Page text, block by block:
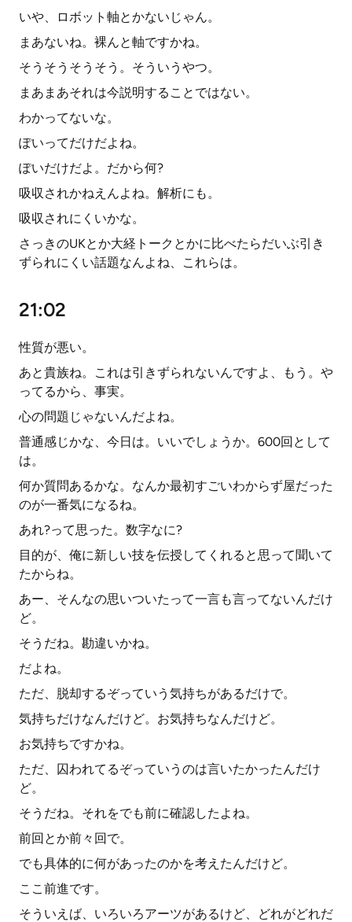
いや、ロボット軸とかないじゃん。
まあないね。裸んと軸ですかね。
そうそうそうそう。そういうやつ。
まあまあそれは今説明することではない。
わかってないな。
ぽいってだけだよね。
ぽいだけだよ。だから何?
吸収されかねえんよね。解析にも。
吸収されにくいかな。
さっきのUKとか大経トークとかに比べたらだいぶ引き
ずられにくい話題なんよね、これらは。
21:02
性質が悪い。
あと貴族ね。これは引きずられないんですよ、もう。や
ってるから、事実。
心の問題じゃないんだよね。
普通感じかな、今日は。いいでしょうか。600回として
は。
何か質問あるかな。なんか最初すごいわからず屋だった
のが一番気になるね。
あれ?って思った。数字なに?
目的が、俺に新しい技を伝授してくれると思って聞いて
たからね。
あー、そんなの思いついたって一言も言ってないんだけ
ど。
そうだね。勘違いかね。
だよね。
ただ、脱却するぞっていう気持ちがあるだけで。
気持ちだけなんだけど。お気持ちなんだけど。
お気持ちですかね。
ただ、囚われてるぞっていうのは言いたかったんだけ
ど。
そうだね。それをでも前に確認したよね。
前回とか前々回で。
でも具体的に何があったのかを考えたんだけど。
ここ前進です。
そういえば、いろいろアーツがあるけど、どれがどれだ